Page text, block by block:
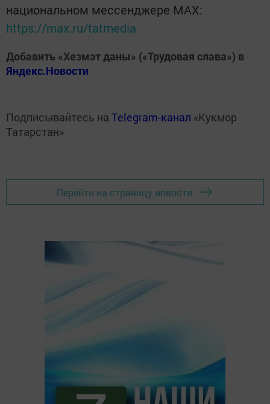
национальном мессенджере MАХ:
https://max.ru/tatmedia
Добавить «Хезмэт даны» («Трудовая слава») в
Яндекс.Новости
Подписывайтесь на Telegram-канал «Кукмор
Татарстан»
Перейти на страницу новости